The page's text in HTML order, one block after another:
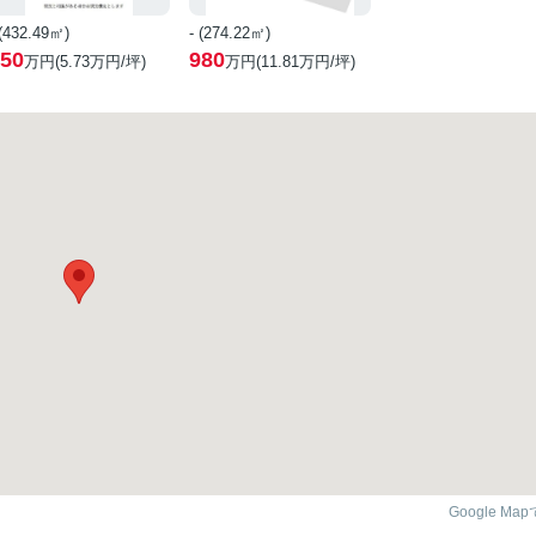
㎡)
万円(5.73万円/坪)
- (274.22㎡)
980万円(11.81万円/坪)
Google Map